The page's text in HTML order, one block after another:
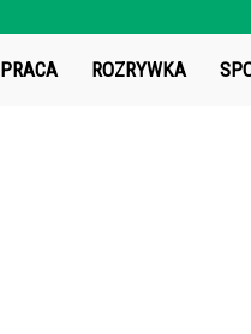
PRACA ROZRYWKA